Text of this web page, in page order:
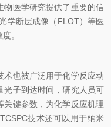
物医学研究提供了重要的信
学断层成像（FLOT）等医
。
也被广泛用于化学反应动
光子到达时间，研究人员可
关键参数，为化学反应机理
技术还可以用于纳米